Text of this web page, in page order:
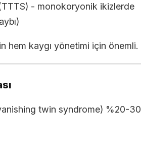
- monokoryonik ikizlerde
hem kaygı yönetimi için önemli.
twin syndrome) %20-30